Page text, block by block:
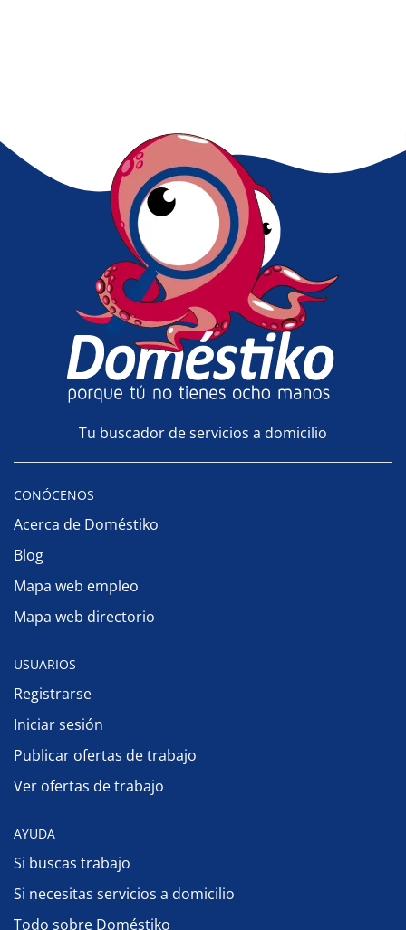
Tu buscador de servicios a domicilio
CONÓCENOS
Acerca de Doméstiko
Blog
Mapa web empleo
Mapa web directorio
USUARIOS
Registrarse
Iniciar sesión
Publicar ofertas de trabajo
Ver ofertas de trabajo
AYUDA
Si buscas trabajo
Si necesitas servicios a domicilio
Todo sobre Doméstiko